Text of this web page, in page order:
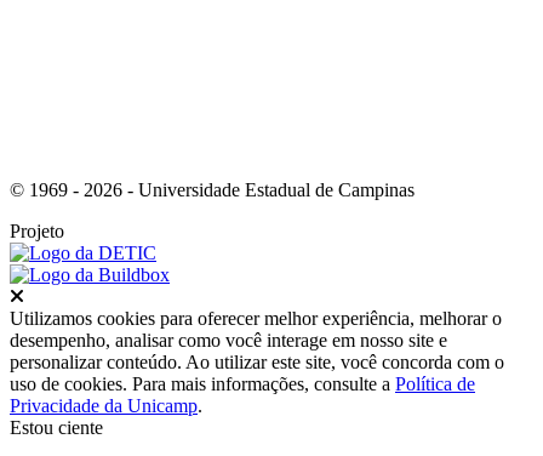
© 1969 - 2026 - Universidade Estadual de Campinas
Projeto
Utilizamos cookies para oferecer melhor experiência, melhorar o
desempenho, analisar como você interage em nosso site e
personalizar conteúdo. Ao utilizar este site, você concorda com o
uso de cookies. Para mais informações, consulte a Política de
Privacidade da Unicamp.
Estou ciente